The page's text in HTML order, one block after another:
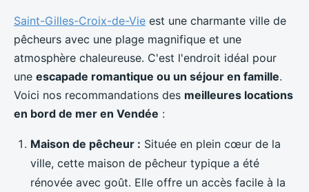
Saint-Gilles-Croix-de-Vie est une charmante ville de
pêcheurs avec une plage magnifique et une
atmosphère chaleureuse. C'est l'endroit idéal pour
une escapade romantique ou un séjour en famille.
Voici nos recommandations des meilleures locations
en bord de mer en Vendée :
Maison de pêcheur : Située en plein cœur de la
ville, cette maison de pêcheur typique a été
rénovée avec goût. Elle offre un accès facile à la